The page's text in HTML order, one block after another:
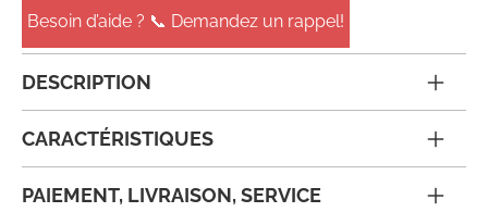
Besoin d’aide ? 📞 Demandez un rappel!
DESCRIPTION
CARACTÉRISTIQUES
PAIEMENT, LIVRAISON, SERVICE